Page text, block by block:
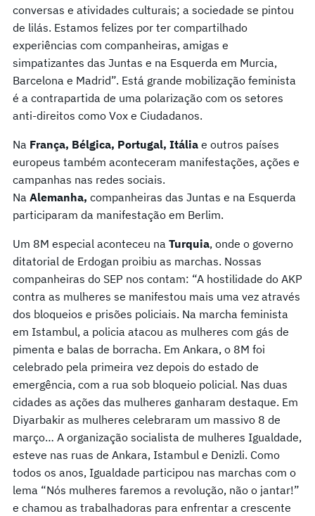
conversas e atividades culturais; a sociedade se pintou
de lilás. Estamos felizes por ter compartilhado
experiências com companheiras, amigas e
simpatizantes das Juntas e na Esquerda em Murcia,
Barcelona e Madrid”. Está grande mobilização feminista
é a contrapartida de uma polarização com os setores
anti-direitos como Vox e Ciudadanos.
Na França, Bélgica, Portugal, Itália e outros países
europeus também aconteceram manifestações, ações e
campanhas nas redes sociais.
Na Alemanha, companheiras das Juntas e na Esquerda
participaram da manifestação em Berlim.
Um 8M especial aconteceu na Turquia, onde o governo
ditatorial de Erdogan proibiu as marchas. Nossas
companheiras do SEP nos contam: “A hostilidade do AKP
contra as mulheres se manifestou mais uma vez através
dos bloqueios e prisões policiais. Na marcha feminista
em Istambul, a policia atacou as mulheres com gás de
pimenta e balas de borracha. Em Ankara, o 8M foi
celebrado pela primeira vez depois do estado de
emergência, com a rua sob bloqueio policial. Nas duas
cidades as ações das mulheres ganharam destaque. Em
Diyarbakir as mulheres celebraram um massivo 8 de
março… A organização socialista de mulheres Igualdade,
esteve nas ruas de Ankara, Istambul e Denizli. Como
todos os anos, Igualdade participou nas marchas com o
lema “Nós mulheres faremos a revolução, não o jantar!”
e chamou as trabalhadoras para enfrentar a crescente